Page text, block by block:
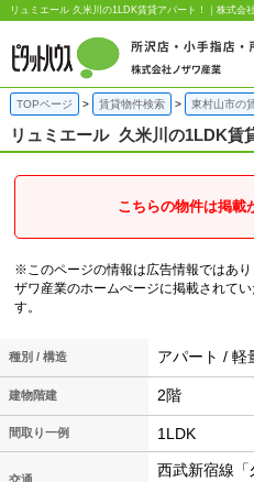
リュミエール 久米川の1LDK賃貸アパート！｜株式会
TOPページ 賃貸物件検索 東村山市の
リュミエール 久米川の1LDK賃
こちらの物件は掲載
※このページの情報は広告情報ではあ
ザワ産業のホームぺージに掲載されて
す。
種別 / 構造 アパート / 軽
建物階建 2階
間取り一例 1LDK
西武新宿線